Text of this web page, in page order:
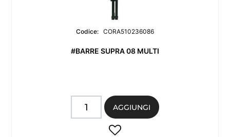
Codice: CORA510236086
#BARRE SUPRA 08 MULTI
Quantità
AGGIUNGI